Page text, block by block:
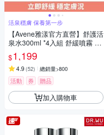
活泉穩膚 保養第一步
【Avene雅漾官方直營】舒護活
泉水300ml *4入組 舒緩噴霧 改
善膚質的水
$1,199
4.9 (52) 總銷量>800
活動 券 贈品
加入購物車